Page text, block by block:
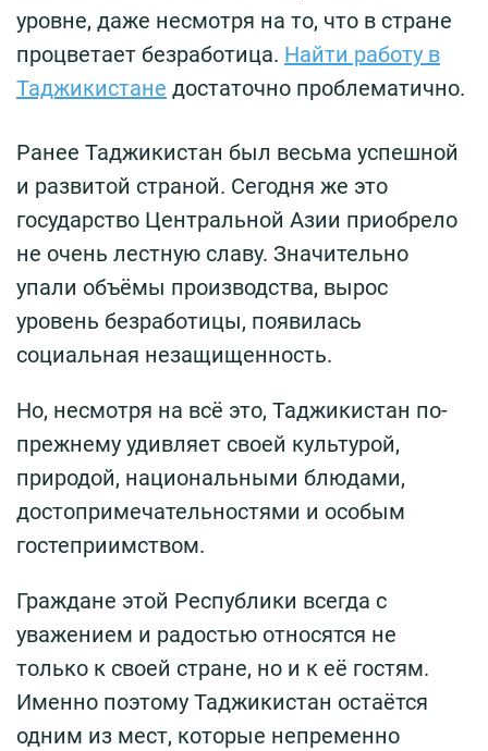
уровне, даже несмотря на то, что в стране
процветает безработица. Найти работу в
Таджикистане достаточно проблематично.
Ранее Таджикистан был весьма успешной
и развитой страной. Сегодня же это
государство Центральной Азии приобрело
не очень лестную славу. Значительно
упали объёмы производства, вырос
уровень безработицы, появилась
социальная незащищенность.
Но, несмотря на всё это, Таджикистан по-
прежнему удивляет своей культурой,
природой, национальными блюдами,
достопримечательностями и особым
гостеприимством.
Граждане этой Республики всегда с
уважением и радостью относятся не
только к своей стране, но и к её гостям.
Именно поэтому Таджикистан остаётся
одним из мест, которые непременно